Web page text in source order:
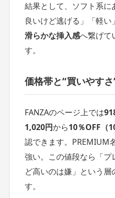
結果として、ソフト系に
良いけど逃げる」「軽い
滑らかな挿入感へ繋げて
す。
価格帯と“買いやす
FANZAのページ上では
1,020円から10％OFF（
認できます。PREMIUM
強い。この値段なら「プ
ど高いのは嫌」という層
す。